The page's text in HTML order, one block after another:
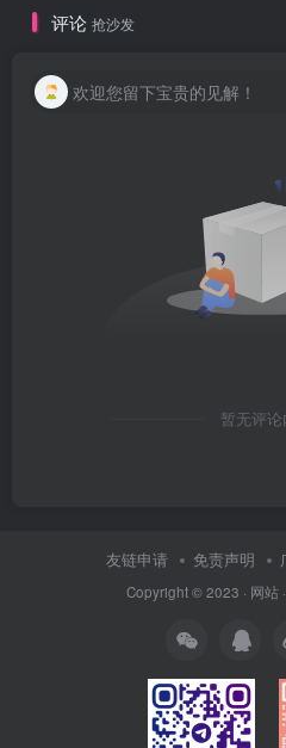
评论 抢沙发
欢迎您留下宝贵的见解！
暂无评论
友链申请 免责声明
Copyright © 2023 · 网站